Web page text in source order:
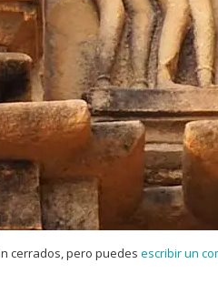
cerrados, pero puedes escribir un